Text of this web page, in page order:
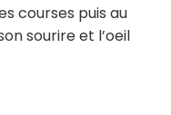
courses puis au
sourire et l’oeil